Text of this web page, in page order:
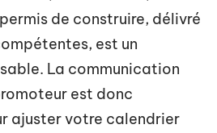
de construire, délivré
est un
La communication
est donc
ajuster votre calendrier